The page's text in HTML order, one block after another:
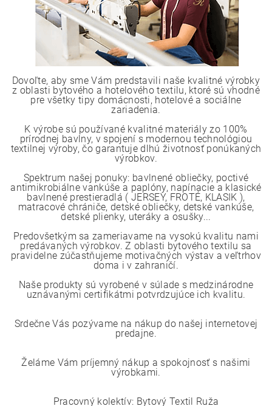
Dovoľte, aby sme Vám predstavili naše kvalitné výrobky
z oblasti bytového a hotelového textilu, ktoré sú vhodné
pre všetky tipy domácnosti, hotelové a sociálne
zariadenia.
K výrobe sú používané kvalitné materiály zo 100%
prírodnej bavlny, v spojení s modernou technológiou
textilnej výroby, čo garantuje dlhú životnosť ponúkaných
výrobkov.
Spektrum našej ponuky: bavlnené obliečky, poctivé
antimikrobiálne vankúše a paplóny, napínacie a klasické
bavlnené prestieradlá ( JERSEY, FROTÉ, KLASIK ),
matracové chrániče, detské obliečky, detské vankúše,
detské plienky, uteráky a osušky...
Predovšetkým sa zameriavame na vysokú kvalitu nami
predávaných výrobkov. Z oblasti bytového textilu sa
pravidelne zúčastňujeme motivačných výstav a veľtrhov
doma i v zahraničí.
Naše produkty sú vyrobené v súlade s medzinárodne
uznávanými certifikátmi potvrdzujúce ich kvalitu.
Srdečne Vás pozývame na nákup do našej internetovej
predajne.
Želáme Vám príjemný nákup a spokojnosť s našimi
výrobkami.
Pracovný kolektív: Bytový Textil Ruža